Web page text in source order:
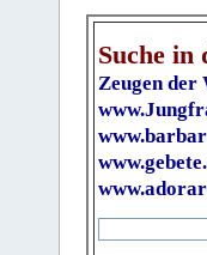
Suche in
Zeugen der